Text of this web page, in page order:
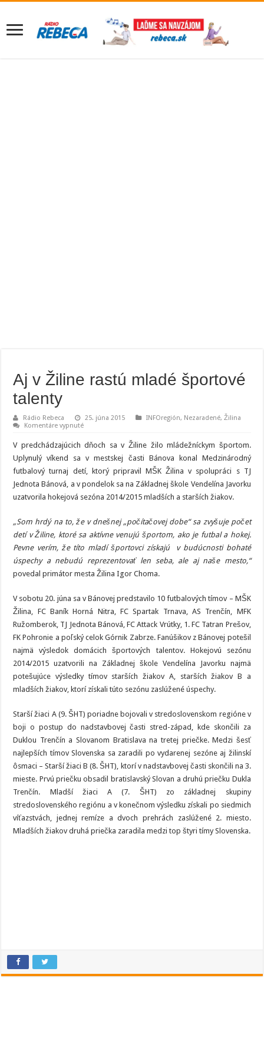
Aj v Žiline rastú mladé športové
talenty
Rádio Rebeca 25. júna 2015 INFOregión, Nezaradené,Žilina
Komentáre vypnuténa
Žiline
rastú
športové
V predchádzajúcich dňoch sa v Žiline žilo mládežníckym športom.
Uplynulý víkend sa v mestskej časti Bánova konal Medzinárodný
futbalový turnaj detí, ktorý pripravil MŠK Žilina v spolupráci s TJ
Jednota Bánová, a v pondelok sa na Základnej škole Vendelína Javorku
uzatvorila hokejová sezóna 2014/2015 mladších a starších žiakov.
„Som hrdý na to, že v dnešnej „počítačovej dobe“ sa zvyšuje počet
detí v Žiline, ktoré sa aktívne venujú športom, ako je futbal a hokej.
Pevne verím, že títo mladí športovci získajú v budúcnosti bohaté
úspechy a nebudú reprezentovať len seba, ale aj naše mesto,“
povedal primátor mesta Žilina Igor Choma.
V sobotu 20. júna sa v Bánovej predstavilo 10 futbalových tímov – MŠK
Žilina, FC Baník Horná Nitra, FC Spartak Trnava, AS Trenčín, MFK
Ružomberok, TJ Jednota Bánová, FC Attack Vrútky, 1. FC Tatran Prešov,
FK Pohronie a poľský celok Górnik Zabrze. Fanúšikov z Bánovej potešil
najmä výsledok domácich športových talentov. Hokejovú sezónu
2014/2015 uzatvorili na Základnej škole Vendelína Javorku najmä
potešujúce výsledky tímov starších žiakov A, starších žiakov B a
mladších žiakov, ktorí získali túto sezónu zaslúžené úspechy.
Starší žiaci A (9. ŠHT) poriadne bojovali v stredoslovenskom regióne v
boji o postup do nadstavbovej časti stred-západ, kde skončili za
Duklou Trenčín a Slovanom Bratislava na tretej priečke. Medzi šesť
najlepších tímov Slovenska sa zaradili po vydarenej sezóne aj žilinskí
ôsmaci – Starší žiaci B (8. ŠHT), ktorí v nadstavbovej časti skončili na 3.
mieste. Prvú priečku obsadil bratislavský Slovan a druhú priečku Dukla
Trenčín. Mladší žiaci A (7. ŠHT) zo základnej skupiny
stredoslovenského regiónu a v konečnom výsledku získali po siedmich
víťazstvách, jednej remíze a dvoch prehrách zaslúžené 2. miesto.
Mladších žiakov druhá priečka zaradila medzi top štyri tímy Slovenska.